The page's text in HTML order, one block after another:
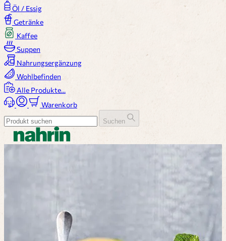
Öl / Essig
Getränke
Kaffee
Suppen
Nahrungsergänzung
Wohlbefinden
Alle Produkte...
Warenkorb
Suchen